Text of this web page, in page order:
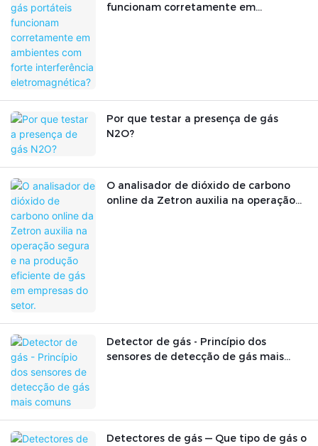
funcionam corretamente em
Por que testar a presença de gás
N2O?
O analisador de dióxido de carbono
online da Zetron auxilia na operação
Detector de gás - Princípio dos
sensores de detecção de gás mais
Detectores de gás — Que tipo de gás o